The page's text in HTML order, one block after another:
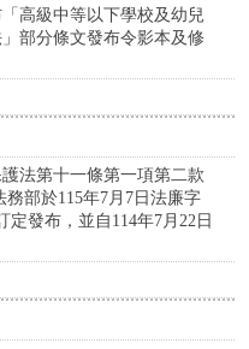
高級中等以下學校及幼兒
部分條文發布令影本及修
法第十一條第一項第二款
部於115年7月7日法廉字
定發布，並自114年7月22日